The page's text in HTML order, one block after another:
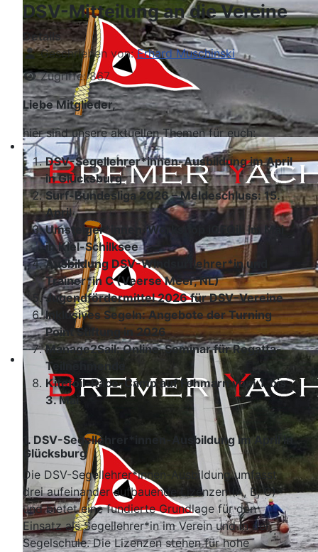
DSV-Mitteilung an die Vereine
Details
Geschrieben von:Erhard Muschinski
Zugriffe: 867
Liebe Mitglieder,
hier sind unsere aktuellen Themen für euch:
DSV-Segellehrer*innen-Ausbildung im April
in Glücksburg
Surf-Bundesliga 2026 – Meldeschluss: 15.
April
Umsteiger*innen-Workshop iQFOiL im Mai
in Kiel-Schilksee
Ausbildung DSV-Windsurflehrer*in und
Trainer*in C (Veerse Meer, NL)
Jugendfördermittel 2026 für DSV-Vereine
Inklusives Segeln: Angebote der Turning
Point Stiftung in 2026
Manage2Sail: Online-Seminar für Regatta-
Teilnehmende
Kitefoil-Race-Camp auf Fehmarn vom 1. bis
3. Mai
1. DSV-Segellehrer*innen-Ausbildung im April in
Glücksburg
Die DSV-Segellehrer*innen-Ausbildung umfasst
drei aufeinander aufbauende Lizenzen (A, B, C)
und bietet eine fundierte Grundlage für den
Einsatz als Segellehrer*in im Verein und in der
Segelschule. Die Lizenzen stehen für hohe